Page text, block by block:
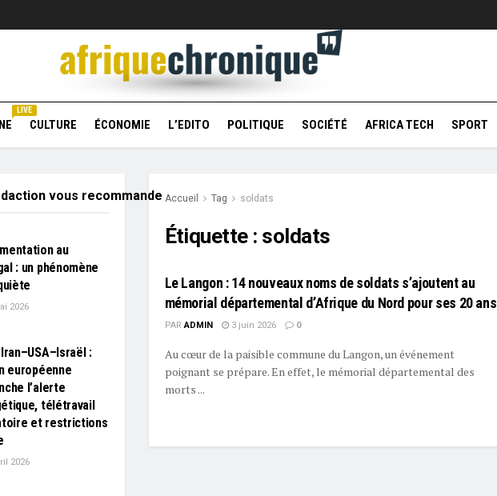
LIVE
CULTURE ÉCONOMIE L’EDITO POLITIQUE SOCIÉTÉ AFRICA TECH SPORT
Accueil Tag soldats
Étiquette : soldats
Le Langon : 14 nouveaux noms de soldats s’ajoutent au
mémorial départemental d’Afrique du Nord pour ses 20 ans
PAR ADMIN 3 juin 2026 0
Au cœur de la paisible commune du Langon, un événement
poignant se prépare. En effet, le mémorial départemental des
morts ...
vous recommande
au
: un phénomène
2026
:
européenne
l’alerte
télétravail
et restrictions
2026